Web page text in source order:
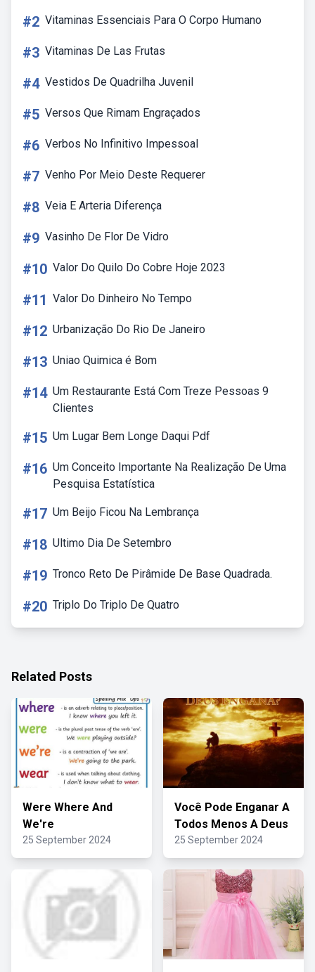
#2 Vitaminas Essenciais Para O Corpo Humano
#3 Vitaminas De Las Frutas
#4 Vestidos De Quadrilha Juvenil
#5 Versos Que Rimam Engraçados
#6 Verbos No Infinitivo Impessoal
#7 Venho Por Meio Deste Requerer
#8 Veia E Arteria Diferença
#9 Vasinho De Flor De Vidro
#10 Valor Do Quilo Do Cobre Hoje 2023
#11 Valor Do Dinheiro No Tempo
#12 Urbanização Do Rio De Janeiro
#13 Uniao Quimica é Bom
#14 Um Restaurante Está Com Treze Pessoas 9
Clientes
#15 Um Lugar Bem Longe Daqui Pdf
#16 Um Conceito Importante Na Realização De Uma
Pesquisa Estatística
#17 Um Beijo Ficou Na Lembrança
#18 Ultimo Dia De Setembro
#19 Tronco Reto De Pirâmide De Base Quadrada.
#20 Triplo Do Triplo De Quatro
Related Posts
Were Where And
We're
25 September 2024
Você Pode Enganar A
Todos Menos A Deus
25 September 2024